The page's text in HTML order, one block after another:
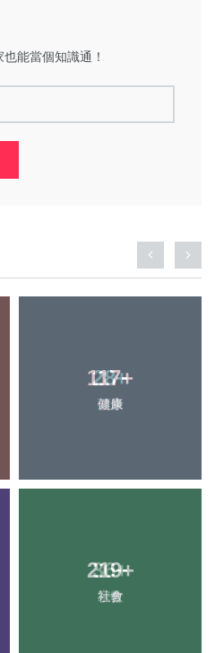
能當個知識通！
117+
健康
219+
社會